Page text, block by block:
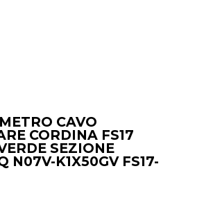
CAVO
CORDINA FS17
SEZIONE
N07V-K1X50GV FS17-